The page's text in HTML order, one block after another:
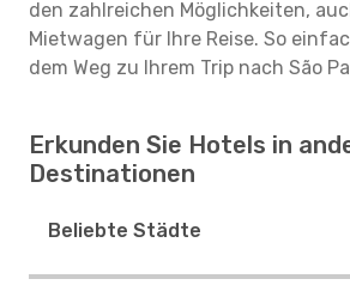
den zahlreichen Möglichkeiten,
Mietwagen für Ihre Reise. So
dem Weg zu Ihrem Trip nach São
Erkunden Sie Hotels in
Destinationen
Beliebte Städte